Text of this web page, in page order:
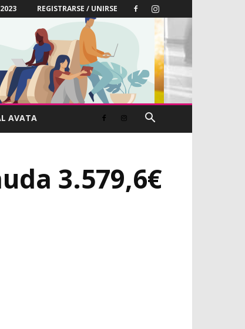
REGISTRARSE / UNIRSE
AVATA
3.579,6€